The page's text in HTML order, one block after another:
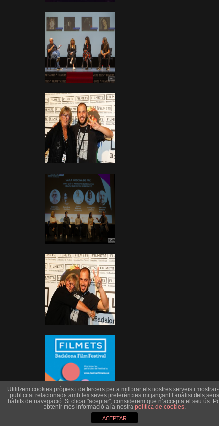
Utilitzem cookies pròpies i de tercers per a millorar els nostres serveis i
publicitat relacionada amb les seves preferències mitjançant l’anàlisi dels seus
hàbits de navegació. Si clicar "aceptar", considerem que n’accepta el seu ús.
obtenir més informació a la nostra política de cookies.
ACEPTAR